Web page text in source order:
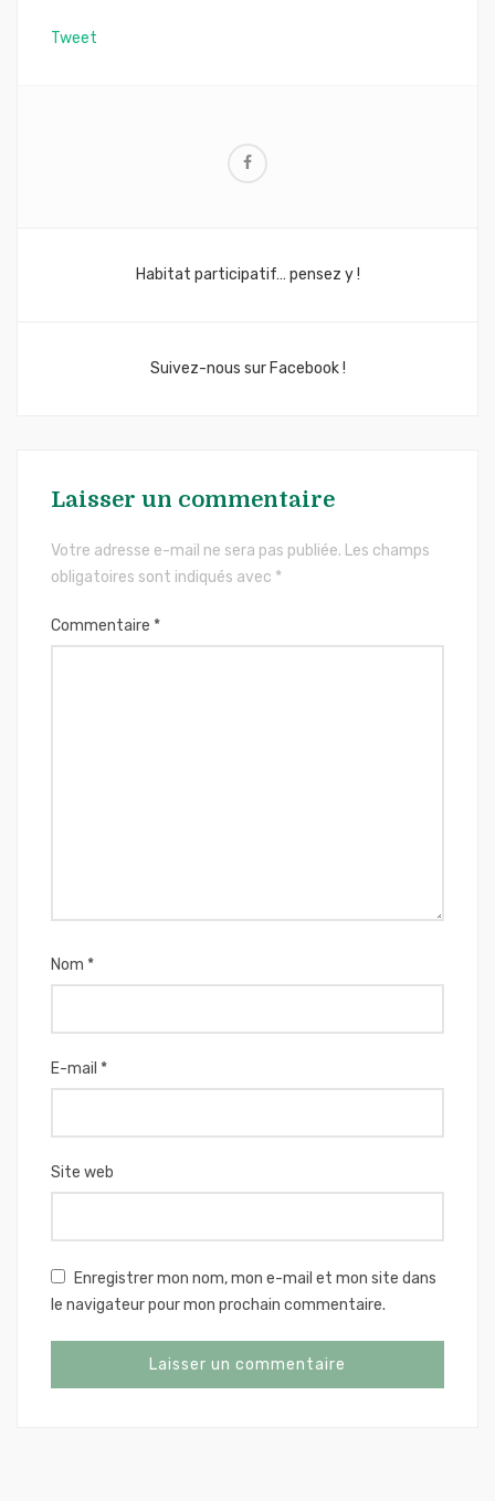
Tweet
Habitat participatif… pensez y !
Suivez-nous sur Facebook !
Laisser un commentaire
Votre adresse e-mail ne sera pas publiée. Les champs
obligatoires sont indiqués avec *
Commentaire *
Nom *
E-mail *
Site web
Enregistrer mon nom, mon e-mail et mon site dans
le navigateur pour mon prochain commentaire.